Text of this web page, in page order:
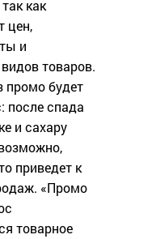
как
цен,
и
товаров.
промо будет
после спада
и сахару
приведет к
«Промо
товарное